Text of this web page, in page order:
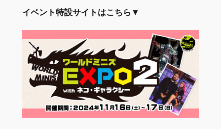
イベント特設サイトはこちら▼